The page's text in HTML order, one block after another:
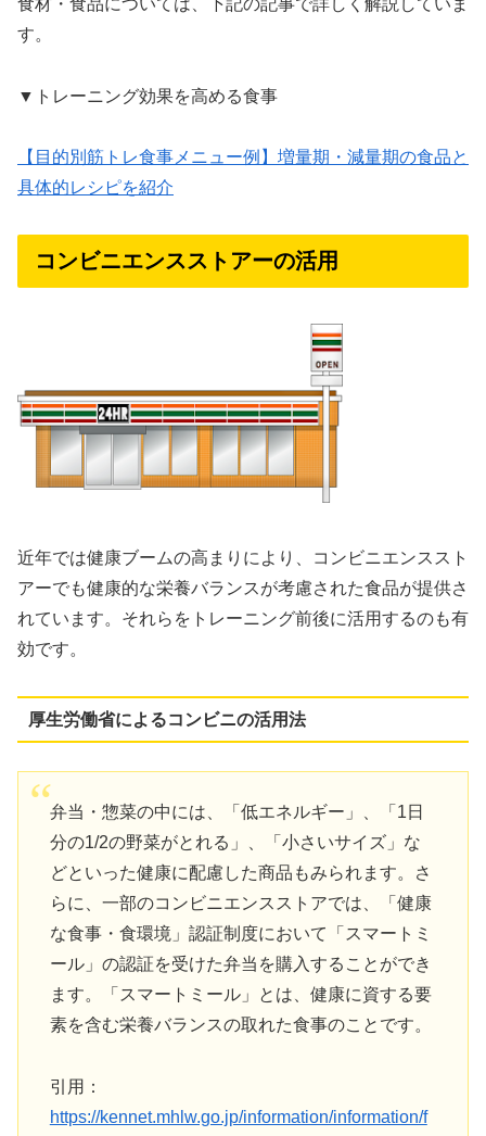
す。
▼トレーニング効果を高める食事
【目的別筋トレ食事メニュー例】増量期・減量期の食品と
具体的レシピを紹介
コンビニエンスストアーの活用
近年では健康ブームの高まりにより、コンビニエンススト
アーでも健康的な栄養バランスが考慮された食品が提供さ
れています。それらをトレーニング前後に活用するのも有
効です。
厚生労働省によるコンビニの活用法
弁当・惣菜の中には、「低エネルギー」、「1日
分の1/2の野菜がとれる」、「小さいサイズ」な
どといった健康に配慮した商品もみられます。さ
らに、一部のコンビニエンスストアでは、「健康
な食事・食環境」認証制度において「スマートミ
ール」の認証を受けた弁当を購入することができ
ます。「スマートミール」とは、健康に資する要
素を含む栄養バランスの取れた食事のことです。
引用：
https://kennet.mhlw.go.jp/information/information/f